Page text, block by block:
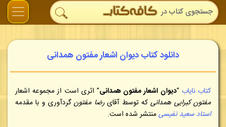
دانلود کتاب دیوان اشعار مفتون همدانی
کتاب نایاب “دیوان اشعار مفتون همدانی” اثری است از مجموعه اشعار
مفتون کبرایی همدانیکه توسط آقایرضا مفتونگردآوری و با مقدمه
استاد سعید نفیسیمنتشر شده است.